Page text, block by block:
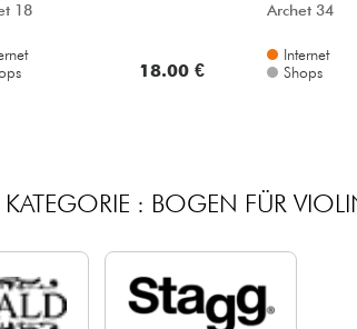
18
18.00 €
Archet 34
Internet
Shops
: BOGEN FÜR